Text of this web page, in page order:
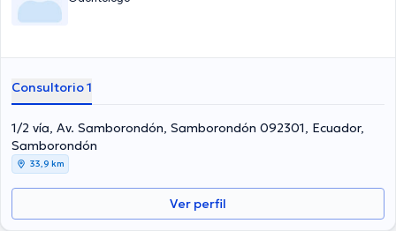
Consultorio 1
1/2 vía, Av. Samborondón, Samborondón 092301, Ecuador,
Samborondón
33,9 km
Ver perfil